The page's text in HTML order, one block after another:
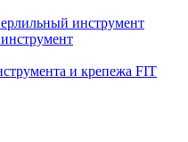
инструмент
и крепежа FIT